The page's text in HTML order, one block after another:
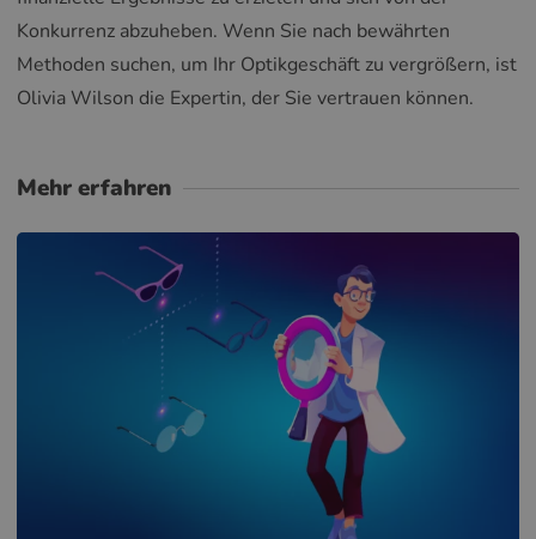
Konkurrenz abzuheben. Wenn Sie nach bewährten
Methoden suchen, um Ihr Optikgeschäft zu vergrößern, ist
Olivia Wilson die Expertin, der Sie vertrauen können.
Mehr erfahren